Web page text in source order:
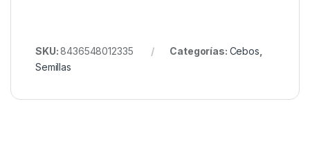
SKU:8436548012335 Categorías: Cebos
Semillas